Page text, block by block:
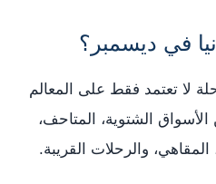
في ديسمبر؟
لا تعتمد فقط على المعالم
الأسواق الشتوية، المتاحف،
والرحلات القريبة.